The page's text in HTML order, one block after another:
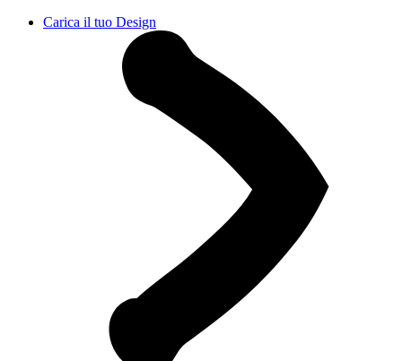
Carica il tuo Design